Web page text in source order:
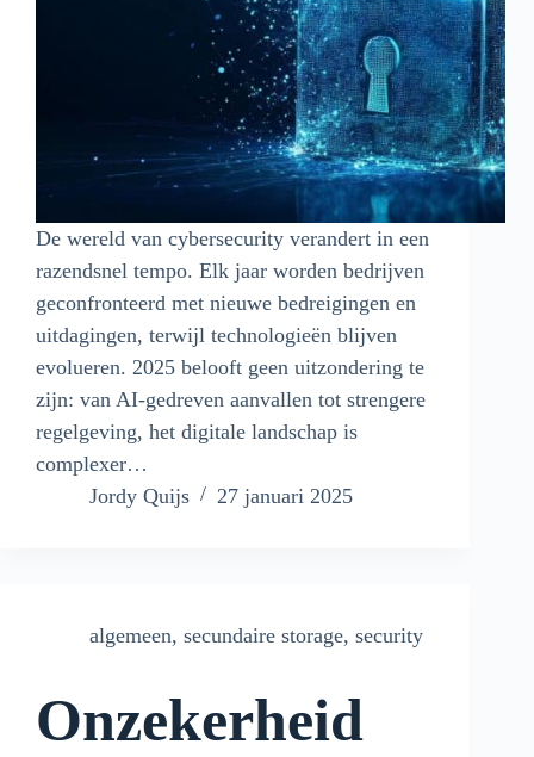
De wereld van cybersecurity verandert in een
razendsnel tempo. Elk jaar worden bedrijven
geconfronteerd met nieuwe bedreigingen en
uitdagingen, terwijl technologieën blijven
evolueren. 2025 belooft geen uitzondering te
zijn: van AI-gedreven aanvallen tot strengere
regelgeving, het digitale landschap is
complexer…
Jordy Quijs
27 januari 2025
algemeen, secundaire storage, security
Onzekerheid